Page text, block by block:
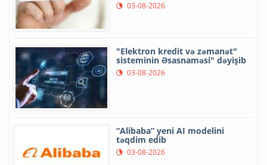
03-08-2026
"Elektron kredit və zəmanət"
sisteminin Əsasnaməsi" dəyişib
03-08-2026
“Alibaba” yeni AI modelini
təqdim edib
03-08-2026